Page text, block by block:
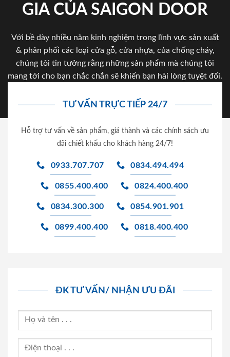
GIA CỦA SAIGON DOOR
Với bề dày nhiều năm kinh nghiệm trong lĩnh vực sản xuất
& phân phối các loại cửa gỗ, cửa nhựa, của chống cháy,
chúng tôi tin tưởng rằng những sản phẩm mà chúng tôi
mang tới cho bạn chắc chắn sẽ khiến bạn hài lòng tuyệt đối.
TƯ VẤN TRỰC TIẾP 24/7
Hỗ trợ tư vấn về sản phẩm, giá thành và các chính sách ưu
đãi chiết khấu cho khách hàng 24/7!
0933.707.707 0834.494.494
0855.400.400 0824.400.400
0834.300.300 0854.901.901
0899.400.400 0818.400.400
ĐK TƯ VẤN/ NHẬN ƯU ĐÃI